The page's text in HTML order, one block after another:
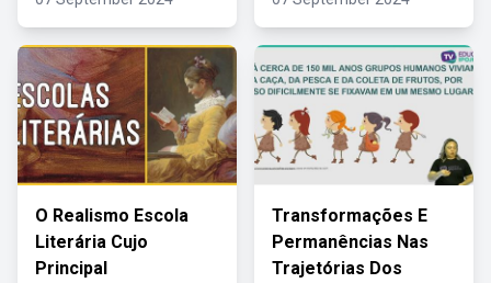
O Realismo Escola
Literária Cujo
Principal
Transformações E
Permanências Nas
Trajetórias Dos